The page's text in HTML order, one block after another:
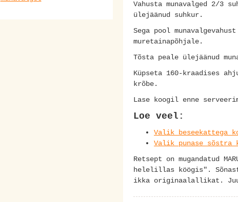
Vahusta munavalged 2/3
ülejäänud suhkur.
Sega pool
muretainapõhjale.
Tõsta peale ülejäänud
Küpseta 160-kraadises
krõbe.
Lase koogil enne
Loe veel:
Valik beseekattega
Valik punase sõstra
Retsept on mugandatud
helelillas köögis".
ikka originaalallikat.